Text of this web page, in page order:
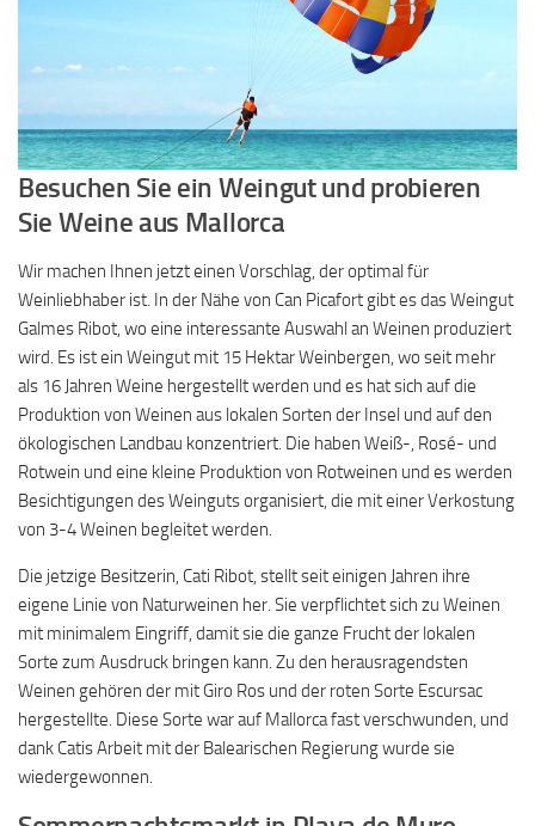
Besuchen Sie ein Weingut und probieren
Sie Weine aus Mallorca
Wir machen Ihnen jetzt einen Vorschlag, der optimal für
Weinliebhaber ist. In der Nähe von Can Picafort gibt es das Weingut
Galmes Ribot, wo eine interessante Auswahl an Weinen produziert
wird. Es ist ein Weingut mit 15 Hektar Weinbergen, wo seit mehr
als 16 Jahren Weine hergestellt werden und es hat sich auf die
Produktion von Weinen aus lokalen Sorten der Insel und auf den
ökologischen Landbau konzentriert. Die haben Weiß-, Rosé- und
Rotwein und eine kleine Produktion von Rotweinen und es werden
Besichtigungen des Weinguts organisiert, die mit einer Verkostung
von 3-4 Weinen begleitet werden.
Die jetzige Besitzerin, Cati Ribot, stellt seit einigen Jahren ihre
eigene Linie von Naturweinen her. Sie verpflichtet sich zu Weinen
mit minimalem Eingriff, damit sie die ganze Frucht der lokalen
Sorte zum Ausdruck bringen kann. Zu den herausragendsten
Weinen gehören der mit Giro Ros und der roten Sorte Escursac
hergestellte. Diese Sorte war auf Mallorca fast verschwunden, und
dank Catis Arbeit mit der Balearischen Regierung wurde sie
wiedergewonnen.